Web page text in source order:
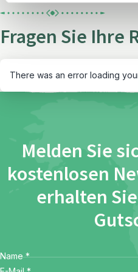
Fragen Sie Ihre
There was an error loading
Melden Sie
kostenlosen
erhalten
Name *